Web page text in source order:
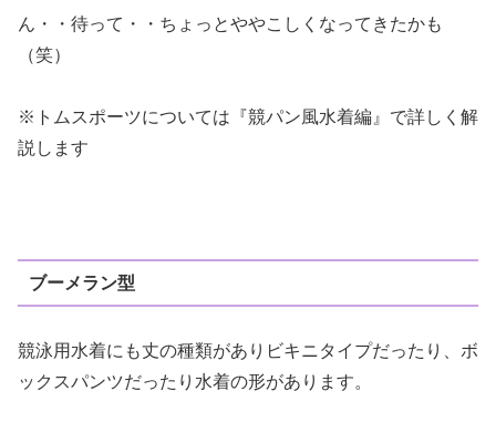
ん・・待って・・ちょっとややこしくなってきたかも
（笑）
※トムスポーツについては『競パン風水着編』で詳しく解
説します
ブーメラン型
競泳用水着にも丈の種類がありビキニタイプだったり、ボ
ックスパンツだったり水着の形があります。